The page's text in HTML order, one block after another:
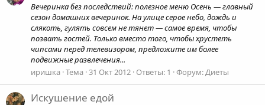
Вечеринка без последствий: полезное меню Осень — главный
сезон домашних вечеринок. На улице серое небо, дождь и
слякоть, гулять совсем не тянет — самое время, чтобы
позвать гостей. Только вместо того, чтобы хрустеть
чипсами перед телевизором, предложите им более
подвижные развлечения...
иришка Тема 31 Окт 2012 Ответы: 1 Форум:Диеты
Искушение едой